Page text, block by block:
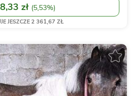
zł (5,53%)
JESZCZE 2 361,67 ZŁ